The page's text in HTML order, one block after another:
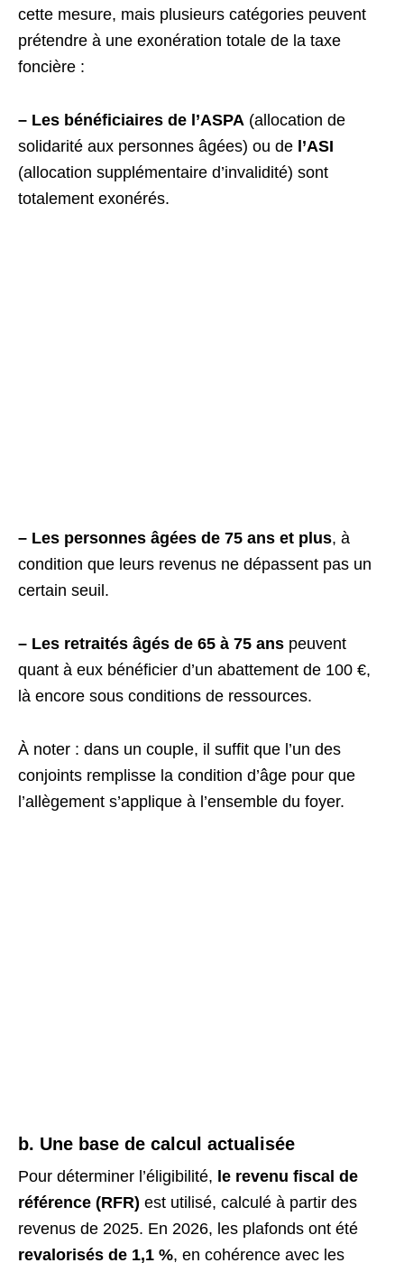
cette mesure, mais plusieurs catégories peuvent
prétendre à une exonération totale de la taxe
foncière :
– Les bénéficiaires de l’ASPA (allocation de
solidarité aux personnes âgées) ou de l’ASI
(allocation supplémentaire d’invalidité) sont
totalement exonérés.
– Les personnes âgées de 75 ans et plus, à
condition que leurs revenus ne dépassent pas un
certain seuil.
– Les retraités âgés de 65 à 75 ans peuvent
quant à eux bénéficier d’un abattement de 100 €,
là encore sous conditions de ressources.
À noter : dans un couple, il suffit que l’un des
conjoints remplisse la condition d’âge pour que
l’allègement s’applique à l’ensemble du foyer.
b. Une base de calcul actualisée
Pour déterminer l’éligibilité, le revenu fiscal de
référence (RFR) est utilisé, calculé à partir des
revenus de 2025. En 2026, les plafonds ont été
revalorisés de 1,1 %, en cohérence avec les